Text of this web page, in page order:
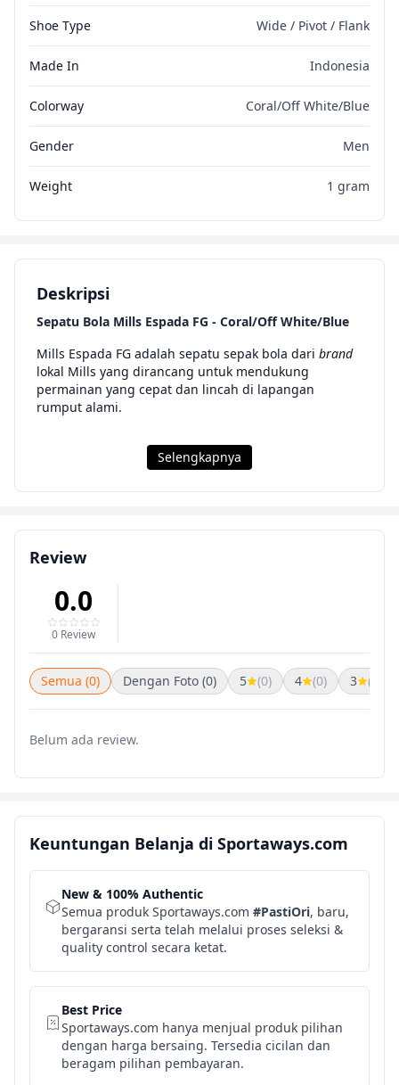
Shoe Type Wide / Pivot / Flank
Made In Indonesia
Colorway Coral/Off White/Blue
Gender Men
Weight 1 gram
Deskripsi
Sepatu Bola Mills Espada FG - Coral/Off White/Blue
Mills Espada FG adalah sepatu sepak bola dari brand
lokal Mills yang dirancang untuk mendukung
permainan yang cepat dan lincah di lapangan
rumput alami.
Selengkapnya
Review
0.0
0 Review
Semua (0) Dengan Foto (0) 5 (0) 4 (0) 3 (0)
Belum ada review.
Keuntungan Belanja di Sportaways.com
New & 100% Authentic
Semua produk Sportaways.com #PastiOri, baru,
bergaransi serta telah melalui proses seleksi &
quality control secara ketat.
Best Price
Sportaways.com hanya menjual produk pilihan
dengan harga bersaing. Tersedia cicilan dan
beragam pilihan pembayaran.